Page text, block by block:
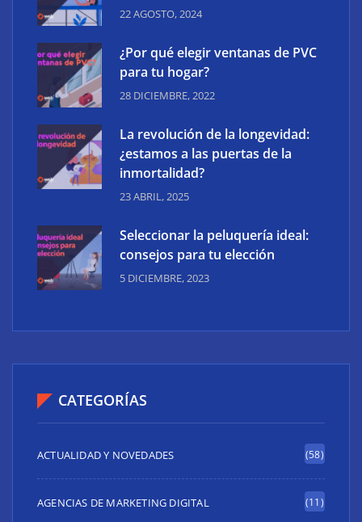
22 AGOSTO, 2024
¿Por qué elegir ventanas de PVC
para tu hogar?
28 DICIEMBRE, 2022
La revolución de la longevidad:
¿estamos a las puertas de la
inmortalidad?
23 ABRIL, 2025
Seleccionar la peluquería ideal:
consejos para tu elección
5 DICIEMBRE, 2023
CATEGORÍAS
ACTUALIDAD Y NOVEDADES (58)
AGENCIAS DE MARKETING DIGITAL (11)